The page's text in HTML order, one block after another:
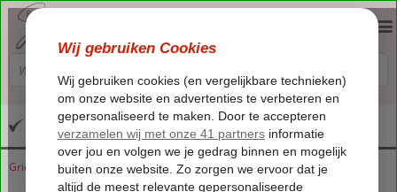
Altijd inclusief huurauto
Home
Griekenland Samos Kerveli Kerveli Luxury Apartments